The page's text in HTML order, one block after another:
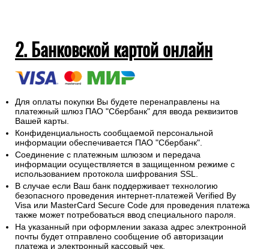
2. Банковской картой онлайн
Для оплаты покупки Вы будете перенаправлены на
платежный шлюз ПАО "Сбербанк" для ввода реквизитов
Вашей карты.
Конфиденциальность сообщаемой персональной
информации обеспечивается ПАО "Сбербанк".
Соединение с платежным шлюзом и передача
информации осуществляется в защищенном режиме с
использованием протокола шифрования SSL.
В случае если Ваш банк поддерживает технологию
безопасного проведения интернет-платежей Verified By
Visa или MasterCard Secure Code для проведения платежа
также может потребоваться ввод специального пароля.
На указанный при оформлении заказа адрес электронной
почты будет отправлено сообщение об авторизации
платежа и электронный кассовый чек.